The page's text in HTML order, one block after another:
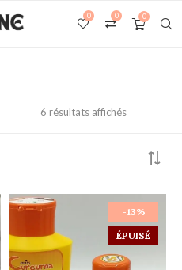
0
0
0
6 résultats affichés
-13%
ÉPUISÉ